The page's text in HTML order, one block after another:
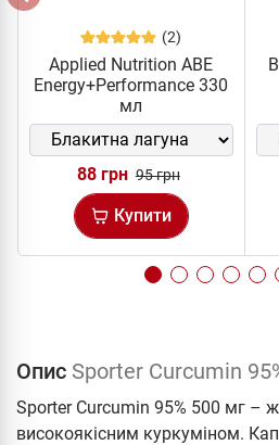
(2)
Applied Nutrition ABE
Energy+Performance 330
мл
88 грн 95 грн
Купити
Опис Sporter Curcumin
Sporter Curcumin 95% 500 мг –
високоякісним куркуміном.